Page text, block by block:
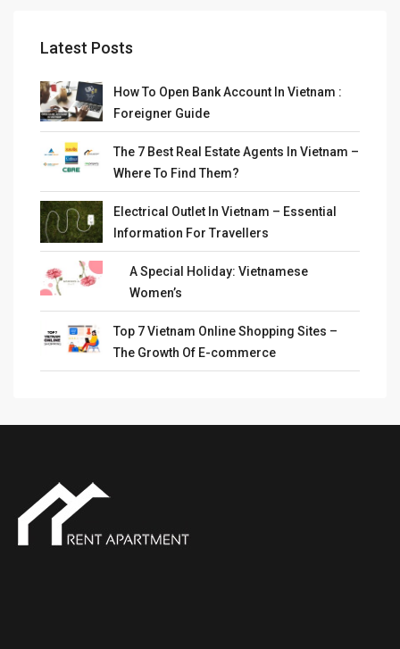
Latest Posts
How To Open Bank Account In Vietnam :
Foreigner Guide
The 7 Best Real Estate Agents In Vietnam –
Where To Find Them?
Electrical Outlet In Vietnam – Essential
Information For Travellers
A Special Holiday: Vietnamese
Women’s
Top 7 Vietnam Online Shopping Sites –
The Growth Of E-commerce